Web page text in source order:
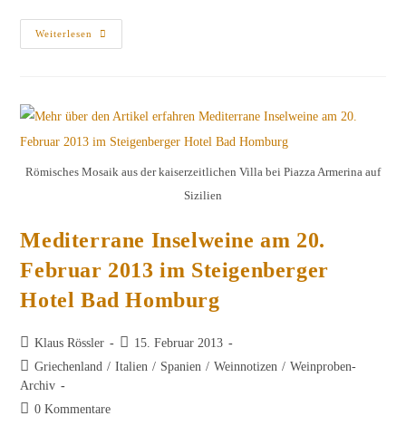
Weiterlesen
Spannende
Weinprobe
Chardonnay
–
Zwei
Kosmopoliten
Individualität
Römisches Mosaik aus der kaiserzeitlichen Villa bei Piazza Armerina auf
Sizilien
Mediterrane Inselweine am 20.
Februar 2013 im Steigenberger
Hotel Bad Homburg
Beitrags-
Autor:
Klaus Rössler
Beitrag
veröffentlicht:
15. Februar 2013
Beitrags-
Kategorie:
Griechenland / Italien / Spanien / Weinnotizen / Weinproben-
Archiv
Beitrags-
0 Kommentare